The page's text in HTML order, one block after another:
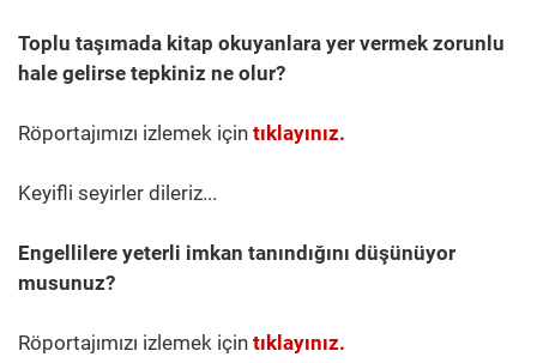
Toplu taşımada kitap okuyanlara yer vermek zorunlu
hale gelirse tepkiniz ne olur?
Röportajımızı izlemek için tıklayınız.
Keyifli seyirler dileriz...
Engellilere yeterli imkan tanındığını düşünüyor
musunuz?
Röportajımızı izlemek için tıklayınız.